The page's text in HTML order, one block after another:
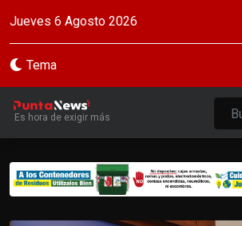
Jueves 6 Agosto 2026
Tema
Es hora de exigir más